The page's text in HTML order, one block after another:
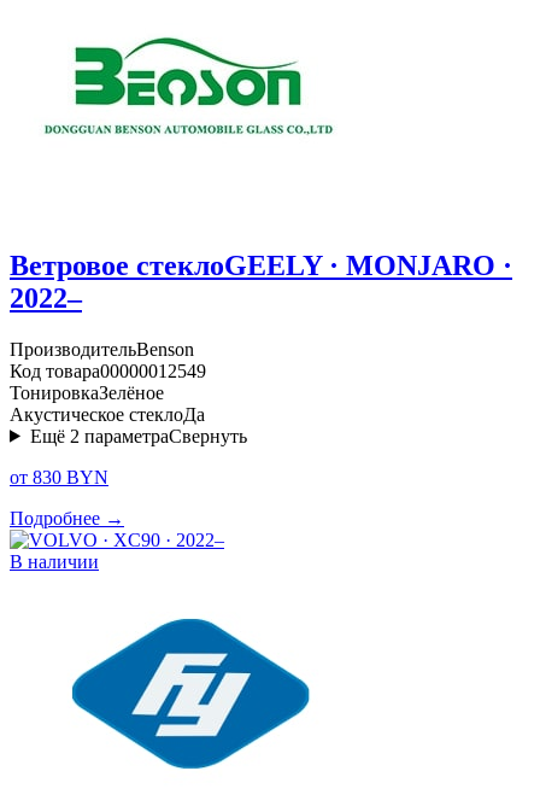
Ветровое стеклоGEELY · MONJARO ·
2022–
ПроизводительBenson
Код товара00000012549
ТонировкаЗелёное
Акустическое стеклоДа
Ещё 2 параметраСвернуть
от 830 BYN
Подробнее →
В наличии